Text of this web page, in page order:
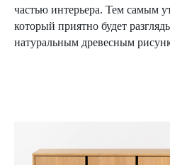
частью интерьера. Тем самым
который приятно будет
натуральным древесным